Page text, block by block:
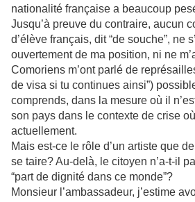
nationalité française a beaucoup
Jusqu’à preuve du contraire, aucun
d’élève français, dit “de souche”, ne
ouvertement de ma position, ni ne
Comoriens m’ont parlé de
de visa si tu continues ainsi”)
comprends, dans la mesure où il
son pays dans le contexte de crise
actuellement.
Mais est-ce le rôle d’un artiste que
se taire? Au-delà, le citoyen n’a-t-il
“part de dignité dans ce monde”?
Monsieur l’ambassadeur, j’estime